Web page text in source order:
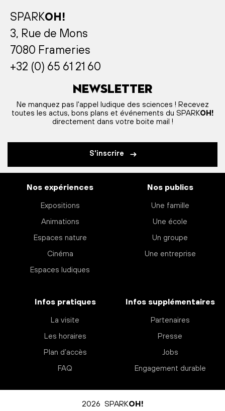
SPARKOH!
3, Rue de Mons
7080 Frameries
+32 (0) 65 61 21 60
Newsletter
Ne manquez pas l'appel ludique des sciences ! Recevez
toutes les actus, bons plans et événements du SPARKOH!
directement dans votre boite mail !
S'inscrire
Nos expériences
Expositions
Animations
Espaces nature
Cinéma
Espaces ludiques
Nos publics
Une famille
Une école
Un groupe
Une entreprise
Infos pratiques
La visite
Les horaires
Plan d’accès
FAQ
Infos supplémentaires
Partenaires
Presse
Jobs
Engagement durable
2026 SPARKOH!